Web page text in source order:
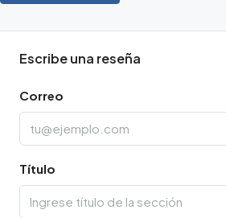
Escribe una reseña
Correo
Título